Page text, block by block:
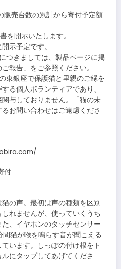
販売台数の累計から寄付予定額
を開示いたします。
示予定です。
つきましては、製品ページに掲
報告」をご参照ください。
東銀座で保護猫と里親のご縁を
る個人ボランティアであり、
与しておりません。「猫の未
お問い合わせはご遠慮くださ
付
の声。最初は声の種類を区別
れませんが、使っていくうち
、イヤホンのタッチセンサー
猫が喉を鳴らす音が聞こえる
います。しっぽの付け根をト
にタップしてあげてくださ